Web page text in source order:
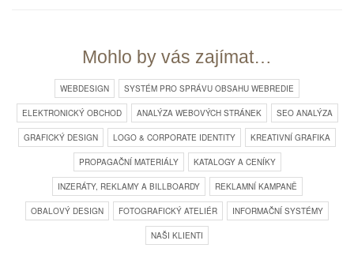
Mohlo by vás zajímat…
WEBDESIGN SYSTÉM PRO SPRÁVU OBSAHU WEBREDIE
ELEKTRONICKÝ OBCHOD ANALÝZA WEBOVÝCH STRÁNEK SEO ANALÝZA
GRAFICKÝ DESIGN LOGO & CORPORATE IDENTITY KREATIVNÍ GRAFIKA
PROPAGAČNÍ MATERIÁLY KATALOGY A CENÍKY
INZERÁTY, REKLAMY A BILLBOARDY REKLAMNÍ KAMPANĚ
OBALOVÝ DESIGN FOTOGRAFICKÝ ATELIÉR INFORMAČNÍ SYSTÉMY
NAŠI KLIENTI